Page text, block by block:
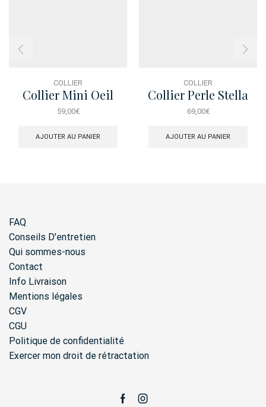
COLLIER
Collier Mini Oeil
Rainbow
59,00€
AJOUTER AU PANIER
COLLIER
Collier Perle Stella
Dore
69,00€
AJOUTER AU PANIER
FAQ
Conseils D'entretien
Qui sommes-nous
Contact
Info Livraison
Mentions légales
CGV
CGU
Politique de confidentialité
Exercer mon droit de rétractation